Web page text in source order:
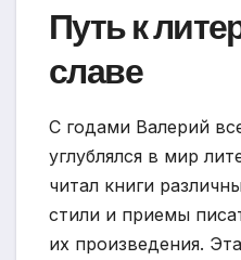
Путь к
славе
С годами Валерий
углублялся в мир
читал книги
стили и приемы
их произведения.